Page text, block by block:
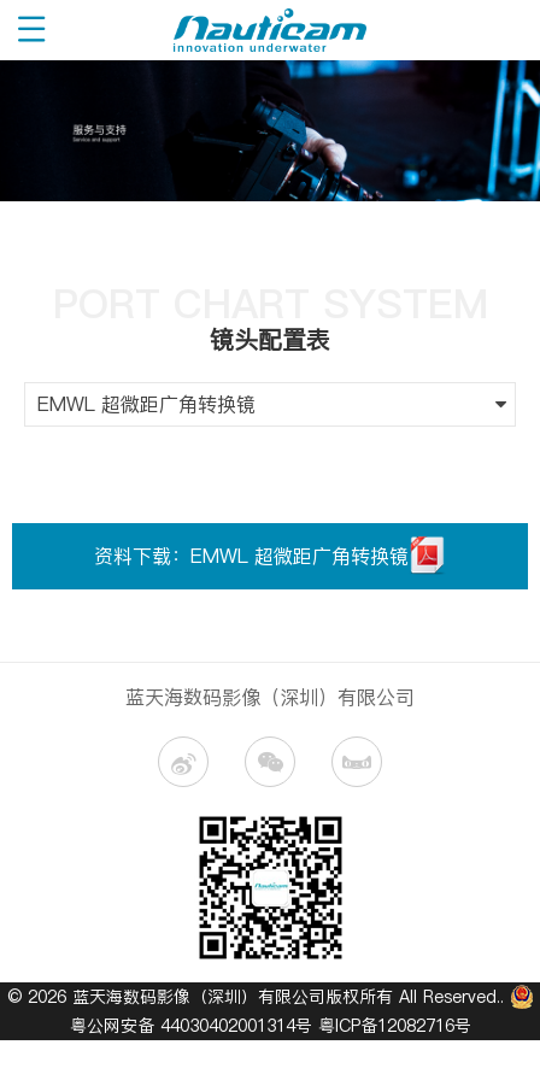
镜头配置表
EMWL 超微距广角转换镜
资料下载：EMWL 超微距广角转换镜
蓝天海数码影像（深圳）有限公司
© 2026 蓝天海数码影像（深圳）有限公司版权所有 All Reserved..
粤公网安备 44030402001314号 粤ICP备12082716号